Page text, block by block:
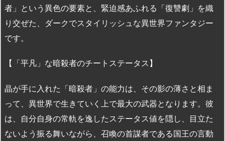
者」という異色の要素と、緊迫感あふれる「復讐劇」を織
り交ぜた、ダークでスタイリッシュな異世界ファンタジー
です。
【「平凡」な暗殺者のチートステータス】
晶が手に入れた「暗殺者」の能力は、その影の薄さと相ま
って、異世界で生きていく上で最大の武器となります。彼
は、自分自身の常軌を逸したステータス値を隠し、目立た
ないよう振る舞いながら、召喚の首謀者である国王の言動